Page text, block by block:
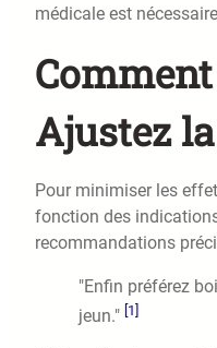
médicale est
Ajustez
Pour minimiser les
fonction des
recommandations
"Enfin préférez
jeun." [1]